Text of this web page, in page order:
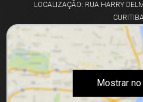
LOCALIZAÇÃO: RUA HARRY
Mostrar no